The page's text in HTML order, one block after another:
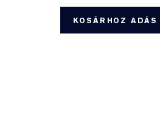
KOSÁRHOZ ADÁS